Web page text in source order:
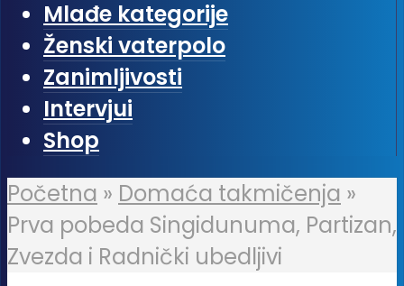
Mlađe kategorije
Ženski vaterpolo
Zanimljivosti
Intervjui
Shop
Početna » Domaća takmičenja »
Prva pobeda Singidunuma, Partizan,
Zvezda i Radnički ubedljivi